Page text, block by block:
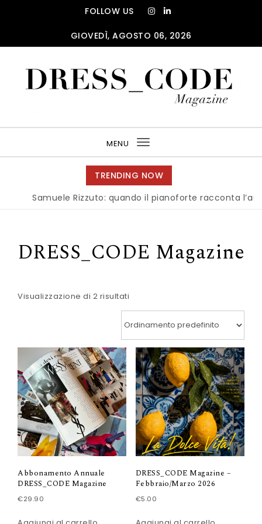
FOLLOW US
GIOVEDÌ, AGOSTO 06, 2026
MENU
Toggle
navigation
TRENDING NOW
Samuele Rizzuto: quando il pianoforte racconta
DRESS_CODE Magazine
Visualizzazione di 2 risultati
Abbonamento Annuale
DRESS_CODE Magazine
€29.90
DRESS_CODE Magazine –
Febbraio/Marzo 2026
€5.00